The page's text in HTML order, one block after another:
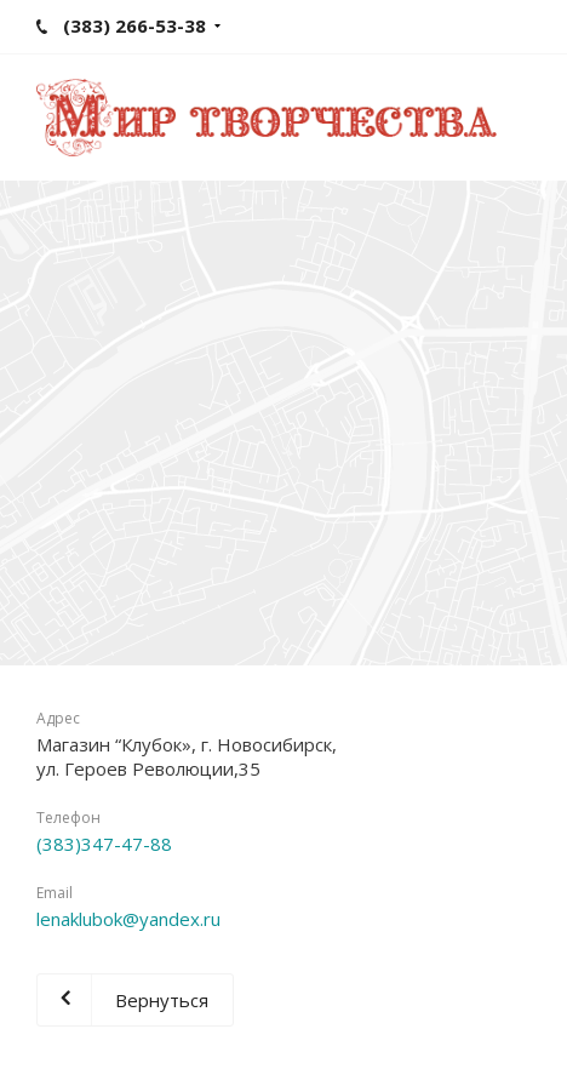
(383) 266-53-38
Адрес
Магазин “Клубок», г. Новосибирск,
ул. Героев Революции,35
Телефон
(383)347-47-88
Email
lenaklubok@yandex.ru
Вернуться